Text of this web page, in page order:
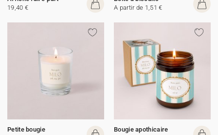
19,40 €
A partir de 1,51 €
Petite bougie
Bougie apothicaire